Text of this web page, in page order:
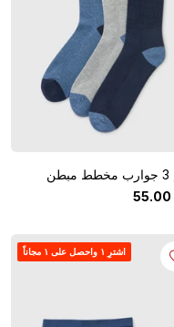
55.00
اشترِ ١ واحصل على ١ مجاناً